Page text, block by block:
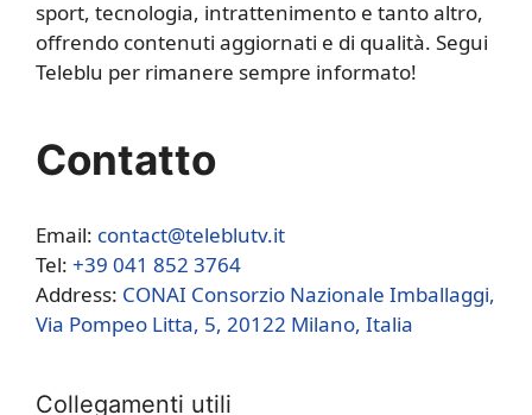
sport, tecnologia, intrattenimento e tanto altro,
offrendo contenuti aggiornati e di qualità. Segui
Teleblu per rimanere sempre informato!
Contatto
Email: contact@teleblutv.it
Tel: +39 041 852 3764
Address: CONAI Consorzio Nazionale Imballaggi,
Via Pompeo Litta, 5, 20122 Milano, Italia
Collegamenti utili